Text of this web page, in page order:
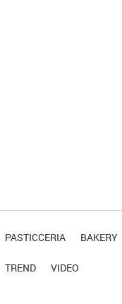
PASTICCERIA BAKERY
TREND VIDEO